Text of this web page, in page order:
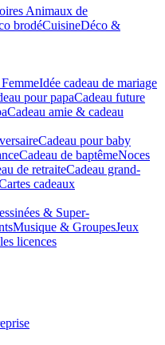
Animaux de
brodéCuisineDéco &
Idée cadeau de mariage​
pour papaCadeau future
Cadeau amie & cadeau
Cadeau pour baby
Cadeau de baptêmeNoces
de retraiteCadeau grand-
cadeaux
& Super-
Musique & GroupesJeux
licences